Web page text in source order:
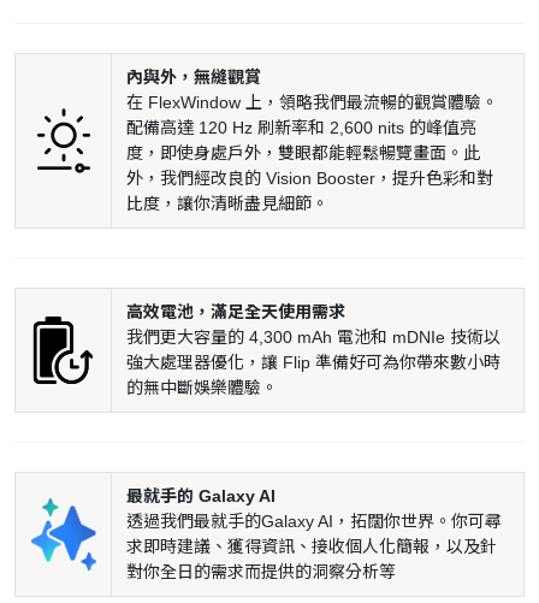
內與外，無縫觀賞
在 FlexWindow 上，領略我們最流暢的觀賞體驗。
配備高達 120 Hz 刷新率和 2,600 nits 的峰值亮
度，即使身處戶外，雙眼都能輕鬆暢覽畫面。此
外，我們經改良的 Vision Booster，提升色彩和對
比度，讓你清晰盡見細節。
高效電池，滿足全天使用需求
我們更大容量的 4,300 mAh 電池和 mDNIe 技術以
強大處理器優化，讓 Flip 準備好可為你帶來數小時
的無中斷娛樂體驗。
最就手的 Galaxy AI
透過我們最就手的Galaxy AI，拓闊你世界。你可尋
求即時建議、獲得資訊、接收個人化簡報，以及針
對你全日的需求而提供的洞察分析等